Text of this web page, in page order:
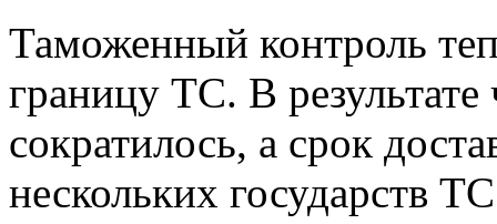
Таможенный контроль
границу ТС. В
сократилось, а срок
нескольких государств